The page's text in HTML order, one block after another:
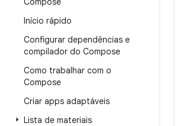
Início rápido
Configurar dependências e
compilador do Compose
Como trabalhar com o
Compose
Criar apps adaptáveis
Lista de materiais